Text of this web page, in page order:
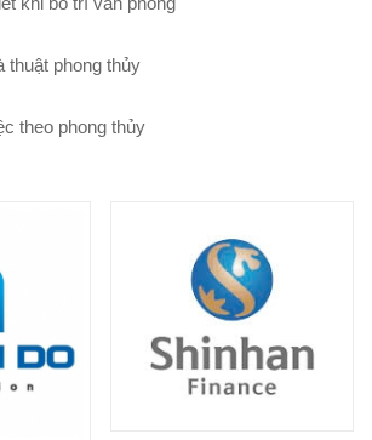
thuật phong thủy
theo phong thủy